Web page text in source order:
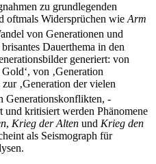
zu grundlegenden
oftmals Widersprüchen wie Arm
von Generationen und
Dauerthema in den
generiert: von
von ‚Generation
‚Generation der vielen
Generationskonflikten, -
und kritisiert werden Phänomene
, Krieg der Alten und Krieg den
als Seismograph für